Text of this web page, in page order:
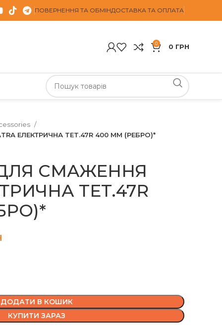
ПОВЕРНЕННЯ ТА ОБМІНДОСТАВКА ТА ОПЛАТА
0 0 ГРН
ЕЛЕКТРИЧНА TET.47R 400 ММ (РЕБРО)*
СМАЖЕННЯ
TET.47R
ДОДАТИ В КОШИК
КУПИТИ ЗАРАЗ